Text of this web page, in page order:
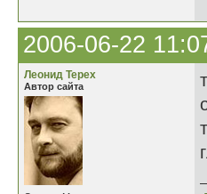
2006-06-22
Леонид Терех
Автор сайта